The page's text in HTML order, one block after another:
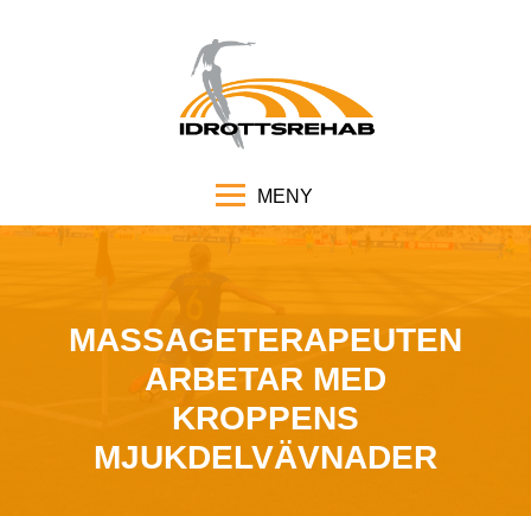
MENY
MASSAGETERAPEUTEN
ARBETAR MED
KROPPENS
MJUKDELVÄVNADER